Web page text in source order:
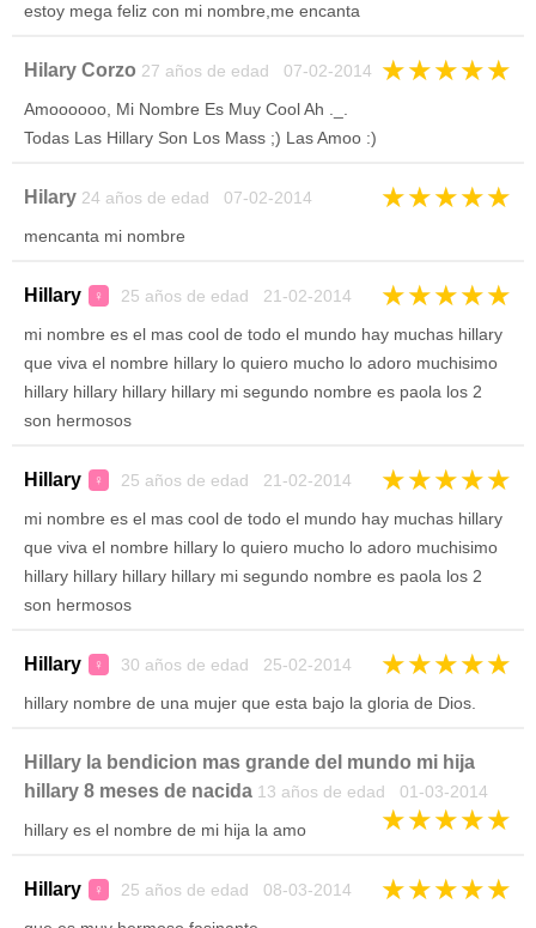
estoy mega feliz con mi nombre,me encanta
Hilary Corzo 27 años de edad 07-02-2014 ★★★★★
Amoooooo, Mi Nombre Es Muy Cool Ah ._.
Todas Las Hillary Son Los Mass ;) Las Amoo :)
Hilary 24 años de edad 07-02-2014 ★★★★★
mencanta mi nombre
Hillary ♀ 25 años de edad 21-02-2014 ★★★★★
mi nombre es el mas cool de todo el mundo hay muchas hillary
que viva el nombre hillary lo quiero mucho lo adoro muchisimo
hillary hillary hillary hillary mi segundo nombre es paola los 2
son hermosos
Hillary ♀ 25 años de edad 21-02-2014 ★★★★★
mi nombre es el mas cool de todo el mundo hay muchas hillary
que viva el nombre hillary lo quiero mucho lo adoro muchisimo
hillary hillary hillary hillary mi segundo nombre es paola los 2
son hermosos
Hillary ♀ 30 años de edad 25-02-2014 ★★★★★
hillary nombre de una mujer que esta bajo la gloria de Dios.
Hillary la bendicion mas grande del mundo mi hija
hillary 8 meses de nacida 13 años de edad 01-03-2014
★★★★★
hillary es el nombre de mi hija la amo
Hillary ♀ 25 años de edad 08-03-2014 ★★★★★